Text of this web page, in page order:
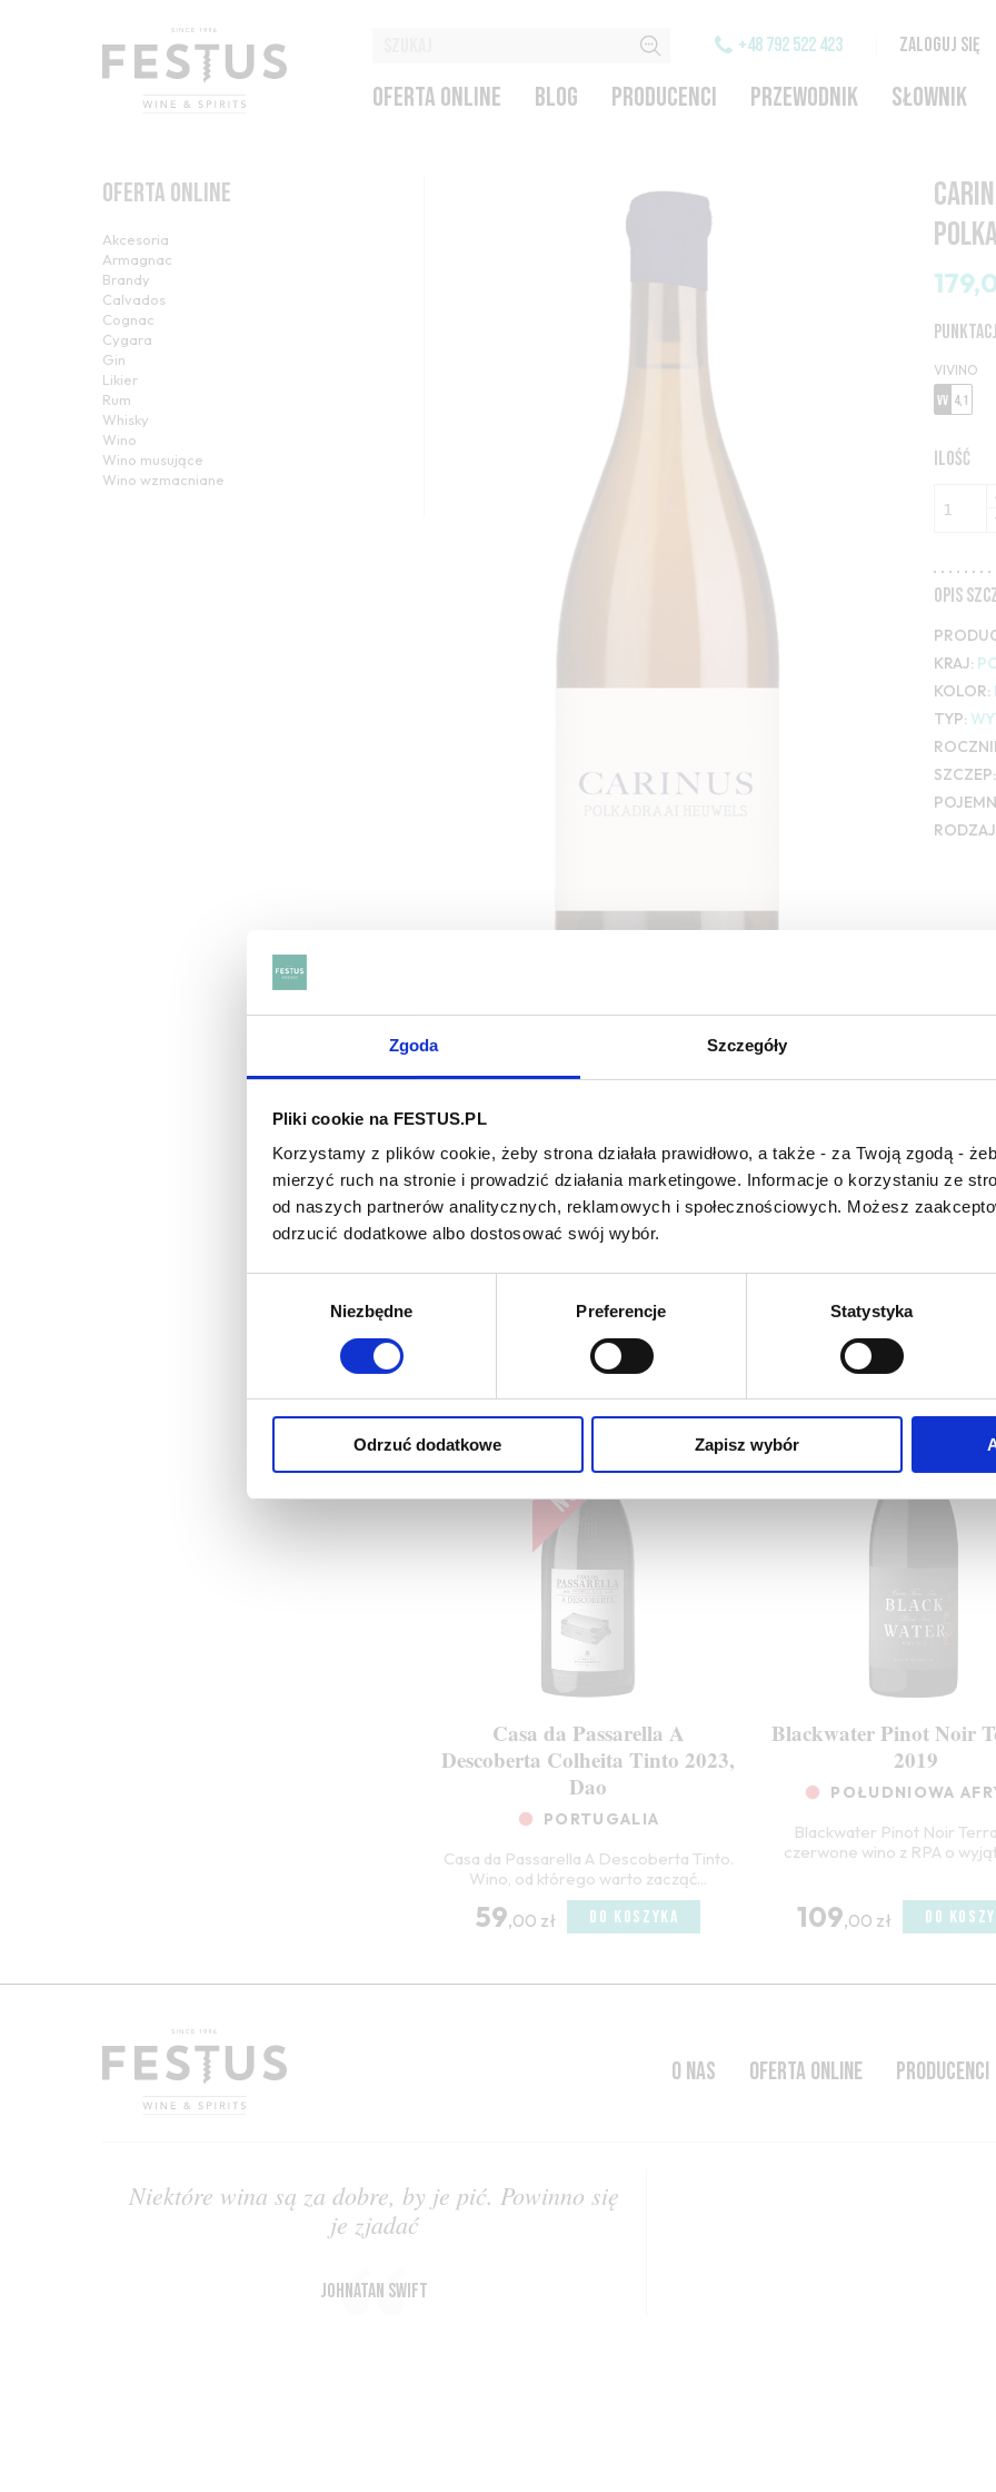
Zgoda Szczegóły
Pliki cookie na FESTUS.PL
Korzystamy z plików cookie, żeby strona działała prawidłowo, a także - za Twoją zgodą -
mierzyć ruch na stronie i prowadzić działania marketingowe. Informacje o korzystaniu ze
od naszych partnerów analitycznych, reklamowych i społecznościowych. Możesz
odrzucić dodatkowe albo dostosować swój wybór.
Niezbędne Preferencje Statystyka
Odrzuć dodatkowe Zapisz wybór
+48 792 522 423 ZALOGUJ SIĘ
OFERTA ONLINE BLOG PRODUCENCI PRZEWODNIK SŁOWNIK
OFERTA ONLINE
Akcesoria
Armagnac
Brandy
Calvados
Cognac
Cygara
Gin
Likier
Rum
Whisky
Wino
Wino musujące
Wino wzmacniane
VIVINO
VV 4,1
ILOŚĆ
OPIS
KRAJ:
KOLOR:
TYP:
SZCZEP:
Carinus Family Vineyards Chenin Blanc Polkadraai to wino o
dojrzałymi jabłkami, gruszkami i cytrusami, z delikatnym akcentem
Idealne do: grillowanej ryby, drobiu w ziołach, sałatek z owocami, dań
Carinus Family Vineyards to południowoafrykańska winnica, która
Jej winnice położone są w regionach Swartland i Stellenbosch, gdzie
Koncentrują się na jakości owoców i precyzyjnej pracy w winnicy,
Casa da Passarella A
Descoberta Colheita Tinto 2023,
Dao
PORTUGALIA
Casa da Passarella A Descoberta Tinto.
Wino, od którego warto zacząć...
59,00 zł DO KOSZYKA
Blackwater Pinot Noir
2019
POŁUDNIOWA
Blackwater Pinot Noir
czerwone wino z RPA o
109,00 zł DO
O NAS OFERTA ONLINE PRODUCENCI
Niektóre wina są za dobre, by je pić. Powinno się
je zjadać
Johnatan Swift